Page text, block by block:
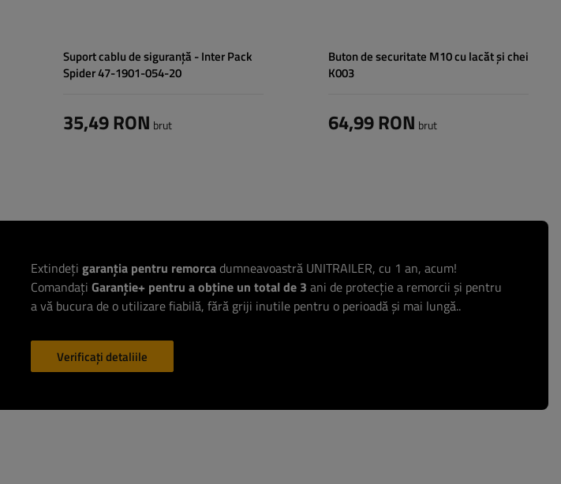
Suport cablu de siguranță - Inter Pack
Spider 47-1901-054-20
35,49 RON brut
Buton de securitate M10 cu lacăt și chei
K003
64,99 RON brut
Extindeți garanția pentru remorcadumneavoastră UNITRAILER, cu 1 an, acum!
Comandați Garanție+ pentru a obține un total de 3 ani de protecție a remorcii și pentru
a vă bucura de o utilizare fiabilă, fără griji inutile pentru o perioadă și mai lungă..
Verificați detaliile